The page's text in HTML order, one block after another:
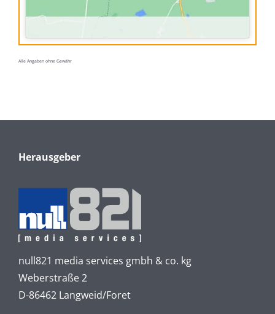
Alle Angaben ohne Gewähr
Herausgeber
null821 media services gmbh & co. kg
Weberstraße 2
D-86462 Langweid/Foret